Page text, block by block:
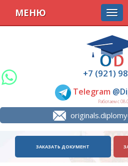
+7 (921)
Telegram
Работаем с
МЕНЮ
ЗАКАЗАТЬ ДОКУМЕНТ